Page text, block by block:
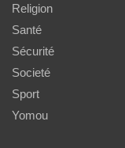
Religion
Santé
Sécurité
Societé
Sport
Yomou